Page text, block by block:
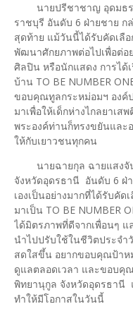
นายปรีชาชาญ อุดมธร
ราชบุรี อันดับ 6 ฝ่ายชาย ก
สุดท้าย แม้วันนี้ได้รับคัดเลื
พัฒนาศักยภาพต่อไปเพื่อต่อ
ศิลปิน หรือนักแสดง การได้
บ้าน TO BE NUMBER
ขอบคุณทูลกระหม่อมฯ องค์
มาเพื่อให้เด็กห่างไกลยาเ
พระองค์ท่านก็ทรงขยันและ
ให้กับเยาวชนทุกคน
นายฉายกุล ฉายแสงจั
จังหวัดอุดรธานี อันดับ 6 ฝ่
เองเป็นอย่างมากที่ได้รับคัด
มาเป็น TO BE NUMBER
ได้มิตรภาพที่ดีจากเพื่อนๆ แ
นำไปปรับใช้ในชีวิตประจำ
สดใสขึ้น อยากขอบคุณป้าห
ดูแลตลอดเวลา และขอบคุ
พิทยานุกูล จังหวัดอุดรธานี
ทำให้มีโอกาสในวันนี้